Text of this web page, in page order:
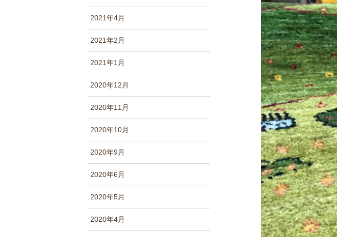
2021年4月
2021年2月
2021年1月
2020年12月
2020年11月
2020年10月
2020年9月
2020年6月
2020年5月
2020年4月